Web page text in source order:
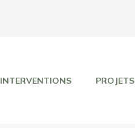
INTERVENTIONS PROJETS